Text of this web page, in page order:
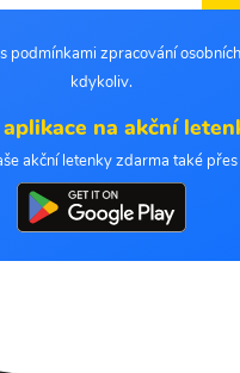
podmínkami zpracování
kdykoliv.
na akční
akční letenky zdarma také